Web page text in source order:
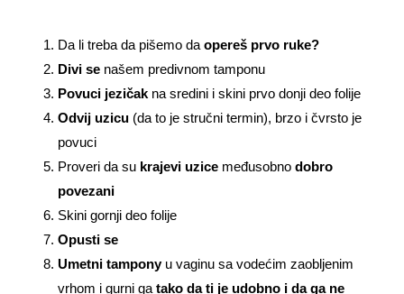
Da li treba da pišemo daopereš prvo ruke?
Divi se našem predivnom tamponu
Povuci jezičakna sredini i skini prvo donji deo folije
Odvij uzicu(da to je stručni termin), brzo i čvrsto je
povuci
Proveri da su krajevi uzicemeđusobno dobro
povezani
Skini gornji deo folije
Opusti se
Umetni tampony u vaginu sa vodećim zaobljenim
vrhom i gurni gatako da ti je udobno i da ga ne